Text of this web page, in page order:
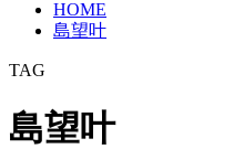
HOME
島望叶
TAG
島望叶